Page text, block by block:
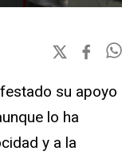
su apoyo
lo ha
y a la